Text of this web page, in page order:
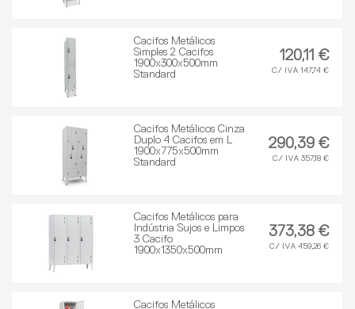
Cacifos Metálicos
Simples 2 Cacifos
1900x300x500mm
Standard
120,11 €
C/ IVA 147,74 €
Cacifos Metálicos Cinza
Duplo 4 Cacifos em L
1900x775x500mm
Standard
290,39 €
C/ IVA 357,18 €
Cacifos Metálicos para
Indústria Sujos e Limpos
3 Cacifo
1900x1350x500mm
373,38 €
C/ IVA 459,26 €
Cacifos Metálicos